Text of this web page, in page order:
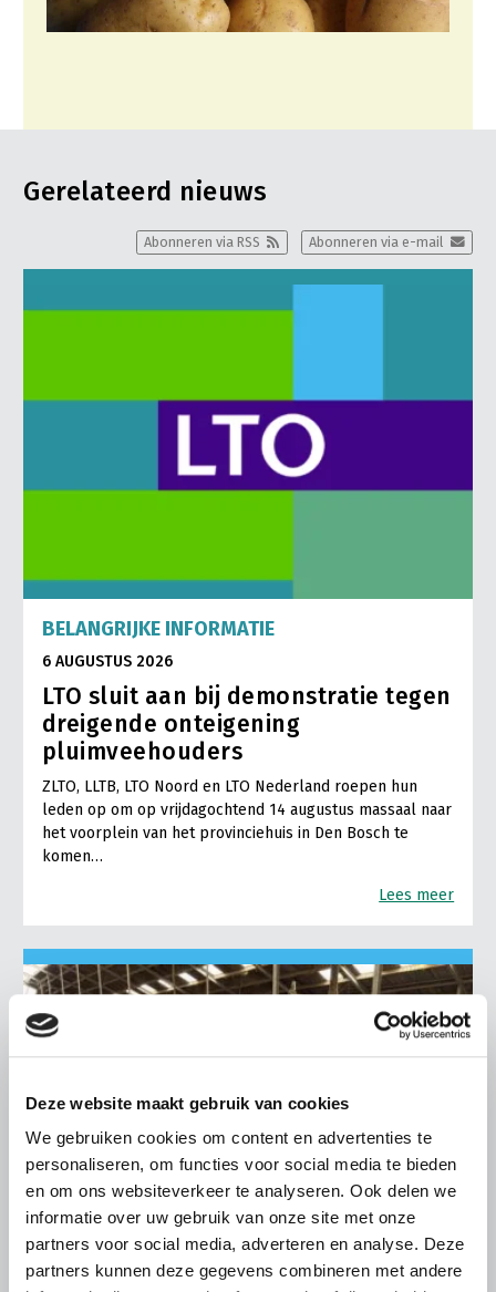
Deze website maakt gebruik van cookies
We gebruiken cookies om content en advertenties te
personaliseren, om functies voor social media te bieden
en om ons websiteverkeer te analyseren. Ook delen we
informatie over uw gebruik van onze site met onze
partners voor social media, adverteren en analyse. Deze
partners kunnen deze gegevens combineren met andere
Gerelateerd nieuws
Abonneren via e-mail
Abonneren via RSS
BELANGRIJKE INFORMATIE
6 AUGUSTUS 2026
LTO sluit aan bij demonstratie tegen
dreigende onteigening
pluimveehouders
ZLTO, LLTB, LTO Noord en LTO Nederland roepen hun
leden op om op vrijdagochtend 14 augustus massaal naar
het voorplein van het provinciehuis in Den Bosch te
komen…
Lees meer